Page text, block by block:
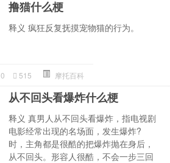
撸猫什么梗
释义 疯狂反复抚摸宠物猫的行为。
0 515 摩托百科
从不回头看爆炸什么梗
释义 真男人从不回头看爆炸，指电视剧
电影经常出现的名场面，发生爆炸?
时，主角都是很酷的把爆炸抛在身后，
从不回头。形容人很酷，不会一步三回